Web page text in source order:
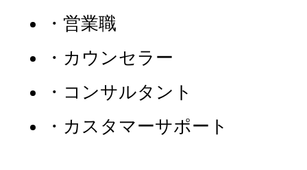
・営業職
・カウンセラー
・コンサルタント
・カスタマーサポート